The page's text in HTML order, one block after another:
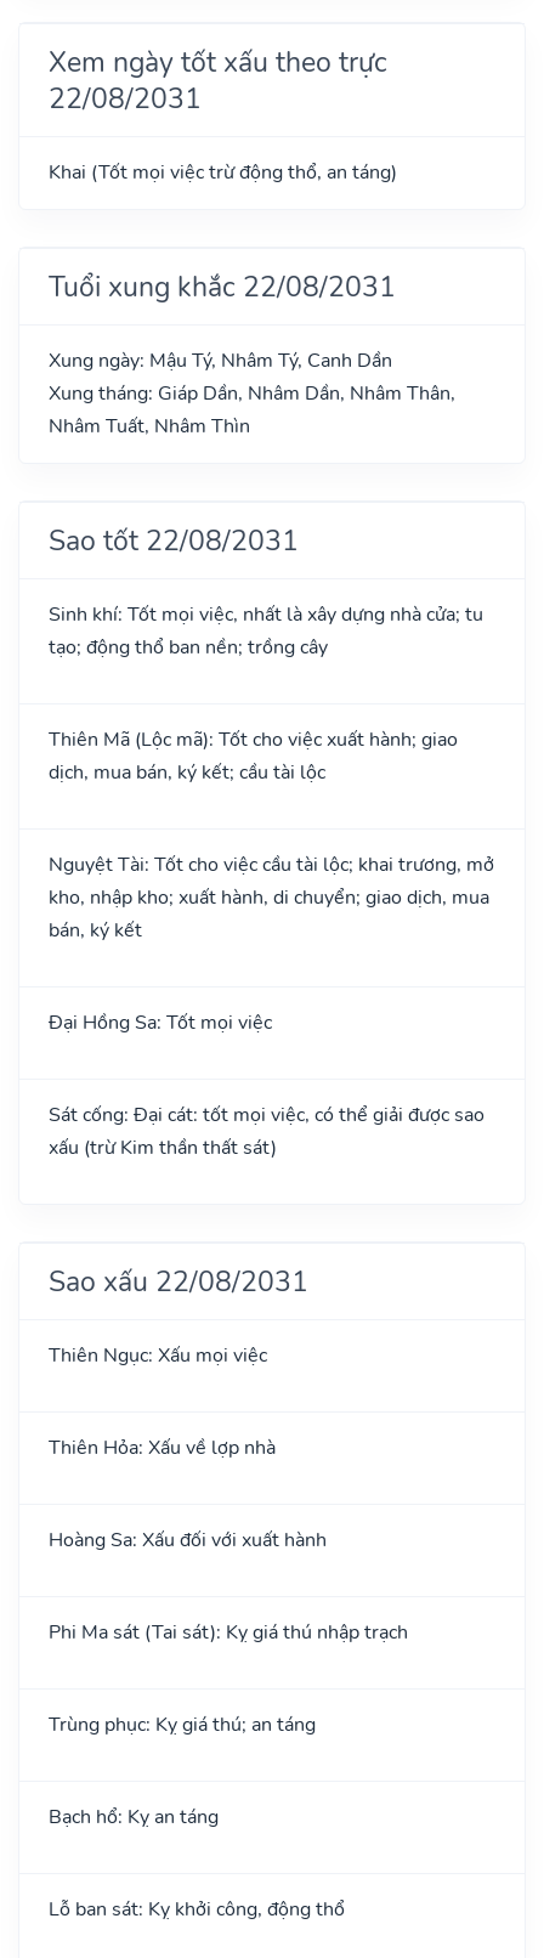
Xem ngày tốt xấu theo trực
22/08/2031
Khai (Tốt mọi việc trừ động thổ, an táng)
Tuổi xung khắc 22/08/2031
Xung ngày: Mậu Tý, Nhâm Tý, Canh Dần
Xung tháng: Giáp Dần, Nhâm Dần, Nhâm Thân,
Nhâm Tuất, Nhâm Thìn
Sao tốt 22/08/2031
Sinh khí: Tốt mọi việc, nhất là xây dựng nhà cửa; tu
tạo; động thổ ban nền; trồng cây
Thiên Mã (Lộc mã): Tốt cho việc xuất hành; giao
dịch, mua bán, ký kết; cầu tài lộc
Nguyệt Tài: Tốt cho việc cầu tài lộc; khai trương, mở
kho, nhập kho; xuất hành, di chuyển; giao dịch, mua
bán, ký kết
Đại Hồng Sa: Tốt mọi việc
Sát cống: Đại cát: tốt mọi việc, có thể giải được sao
xấu (trừ Kim thần thất sát)
Sao xấu 22/08/2031
Thiên Ngục: Xấu mọi việc
Thiên Hỏa: Xấu về lợp nhà
Hoàng Sa: Xấu đối với xuất hành
Phi Ma sát (Tai sát): Kỵ giá thú nhập trạch
Trùng phục: Kỵ giá thú; an táng
Bạch hổ: Kỵ an táng
Lỗ ban sát: Kỵ khởi công, động thổ